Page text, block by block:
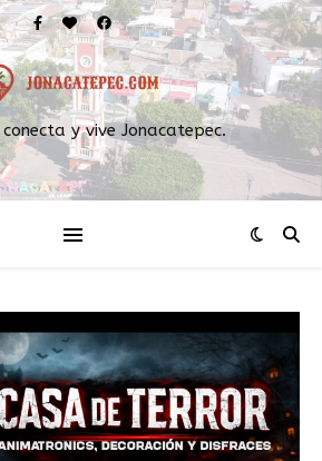
conecta y vive Jonacatepec.